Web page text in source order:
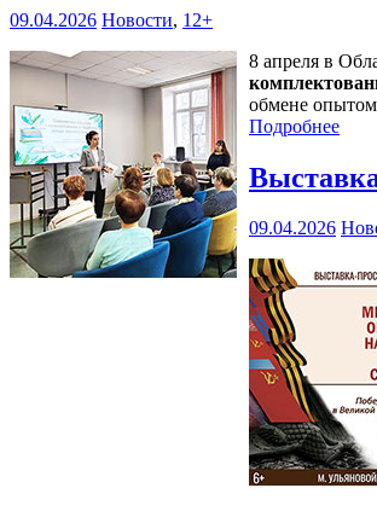
09.04.2026 Новости, 12+
8 апреля в
обмене
Подробнее
09.04.2026